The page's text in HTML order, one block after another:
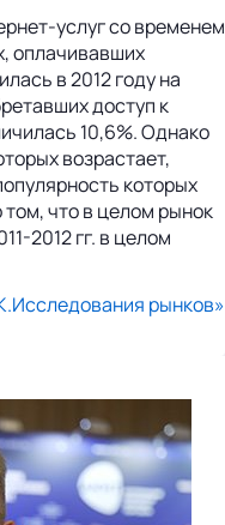
услуг со временем
оплачивавших
в 2012 году на
доступ к
10,6%. Однако
возрастает,
которых
что в целом рынок
2012 гг. в целом
рынков»